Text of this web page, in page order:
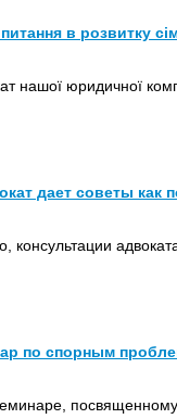
в розвитку
нашої юридичної
дает советы как
консультации
по спорным